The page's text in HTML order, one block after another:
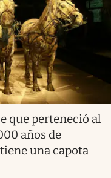
que perteneció al
años de
una capota